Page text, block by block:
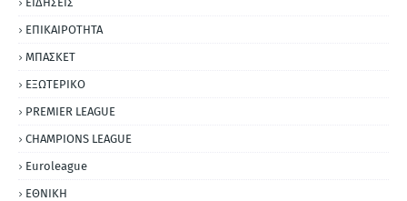
ΕΠΙΚΑΙΡΟΤΗΤΑ
ΜΠΑΣΚΕΤ
ΕΞΩΤΕΡΙΚΟ
PREMIER LEAGUE
CHAMPIONS LEAGUE
Euroleague
ΕΘΝΙΚΗ